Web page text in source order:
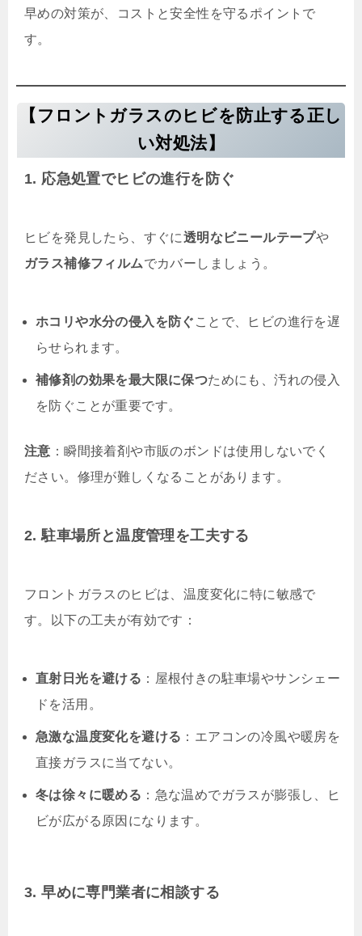
早めの対策が、コストと安全性を守るポイントで
す。
【フロントガラスのヒビを防止する正し
い対処法】
1. 応急処置でヒビの進行を防ぐ
ヒビを発見したら、すぐに透明なビニールテープや
ガラス補修フィルムでカバーしましょう。
ホコリや水分の侵入を防ぐ ことで、ヒビの進行を遅
らせられます。
補修剤の効果を最大限に保つためにも、汚れの侵入
を防ぐことが重要です。
注意 ：瞬間接着剤や市販のボンドは使用しないでく
ださい。修理が難しくなることがあります。
2. 駐車場所と温度管理を工夫する
フロントガラスのヒビは、温度変化に特に敏感で
す。以下の工夫が有効です：
直射日光を避ける ：屋根付きの駐車場やサンシェー
ドを活用。
急激な温度変化を避ける ：エアコンの冷風や暖房を
直接ガラスに当てない。
冬は徐々に暖める ：急な温めでガラスが膨張し、ヒ
ビが広がる原因になります。
3. 早めに専門業者に相談する